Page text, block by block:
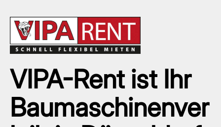
VIPA-Rent ist Ihr
Baumaschinenver